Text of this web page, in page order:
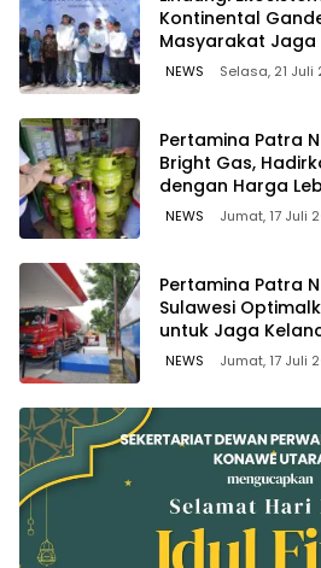
Kontinental
Masyarakat Jaga
Bitung, Sulawesi
NEWS Selasa, 21 Juli
Pertamina Patra
Bright Gas,
dengan Harga
NEWS Jumat, 17 Juli
Pertamina Patra
Sulawesi
untuk Jaga
di Seluruh Wilayah
NEWS Jumat, 17 Juli